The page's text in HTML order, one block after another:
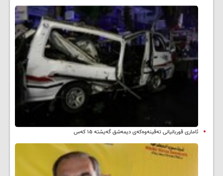
ئاماری قوربانیانی تەقینەوەکەی دیمەشق گەیشتە ۱۵ کەس